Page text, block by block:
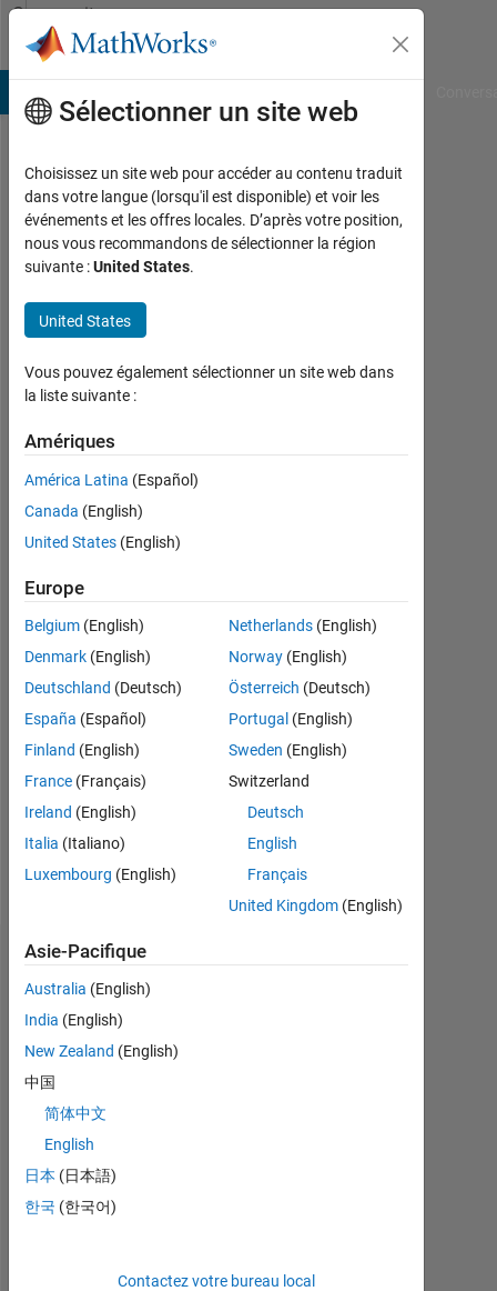
Passer au contenu
Community
Profile
MathWorks
Embedded
Coder
Team
MathWorks
Last
seen:
1
|
depuis
2015
Followers:
12
0
Follow
Message
Tableau de bord
Statistiques
All File Exchange
CONTRIBUTIONS L
-2
-1
3
4
6
7
Sélectionner un site web
Choisissez un site web pour accéder au contenu traduit
dans votre langue (lorsqu'il est disponible) et voir les
événements et les offres locales. D’après votre position,
nous vous recommandons de sélectionner la région
suivante :United States.
United States
Vous pouvez également sélectionner un site web dans
la liste suivante :
Amériques
América Latina (Español)
Canada (English)
United States (English)
Europe
Belgium (English)
Denmark (English)
Deutschland (Deutsch)
España (Español)
Finland (English)
France (Français)
Ireland (English)
Italia (Italiano)
Luxembourg (English)
Netherlands(English)
Norway(English)
Österreich (Deutsch)
Portugal (English)
Sweden (English)
Switzerland
Deutsch
English
Français
United Kingdom(English)
Asie-Pacifique
Australia (English)
India (English)
New Zealand (English)
中国
简体中文
English
日本 (日本語)
한국 (한국어)
Contactez votre bureau local